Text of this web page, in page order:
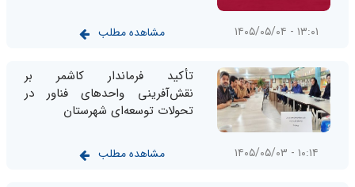
۱۳:۰۱ - ۱۴۰۵/۰۵/۰۴ مشاهده مطلب
تأکید فرماندار کاشمر بر
نقش‌آفرینی واحدهای فناور در
تحولات توسعه‌ای شهرستان
۱۰:۱۴ - ۱۴۰۵/۰۵/۰۳ مشاهده مطلب